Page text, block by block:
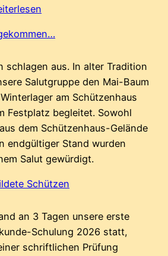
schlagen aus. In alter Tradition
Salutgruppe den Mai-Baum
am Schützenhaus
Festplatz begleitet. Sowohl
dem Schützenhaus-Gelände
endgültiger Stand wurden
Salut gewürdigt.
Schützen
an 3 Tagen unsere erste
Schulung 2026 statt,
schriftlichen Prüfung